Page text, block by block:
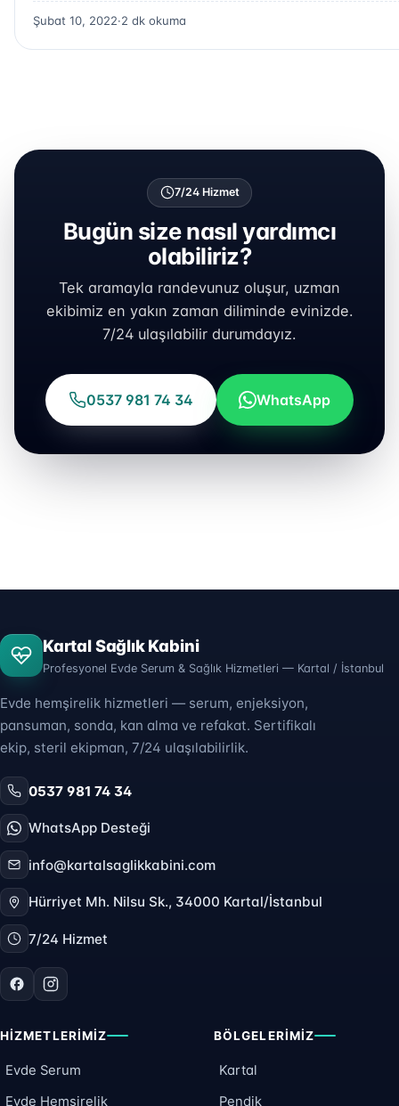
Şubat 10, 2022·2 dk okuma
7/24 Hizmet
Bugün size nasıl yardımcı
olabiliriz?
Tek aramayla randevunuz oluşur, uzman
ekibimiz en yakın zaman diliminde evinizde.
7/24 ulaşılabilir durumdayız.
0537 981 74 34 WhatsApp
Kartal Sağlık Kabini
Profesyonel Evde Serum & Sağlık Hizmetleri — Kartal / İstanbul
Evde hemşirelik hizmetleri — serum, enjeksiyon,
pansuman, sonda, kan alma ve refakat. Sertifikalı
ekip, steril ekipman, 7/24 ulaşılabilirlik.
0537 981 74 34
WhatsApp Desteği
info@kartalsaglikkabini.com
Hürriyet Mh. Nilsu Sk., 34000 Kartal/İstanbul
7/24 Hizmet
HIZMETLERIMIZ
Evde Serum
Evde Hemşirelik
BÖLGELERIMIZ
Kartal
Pendik